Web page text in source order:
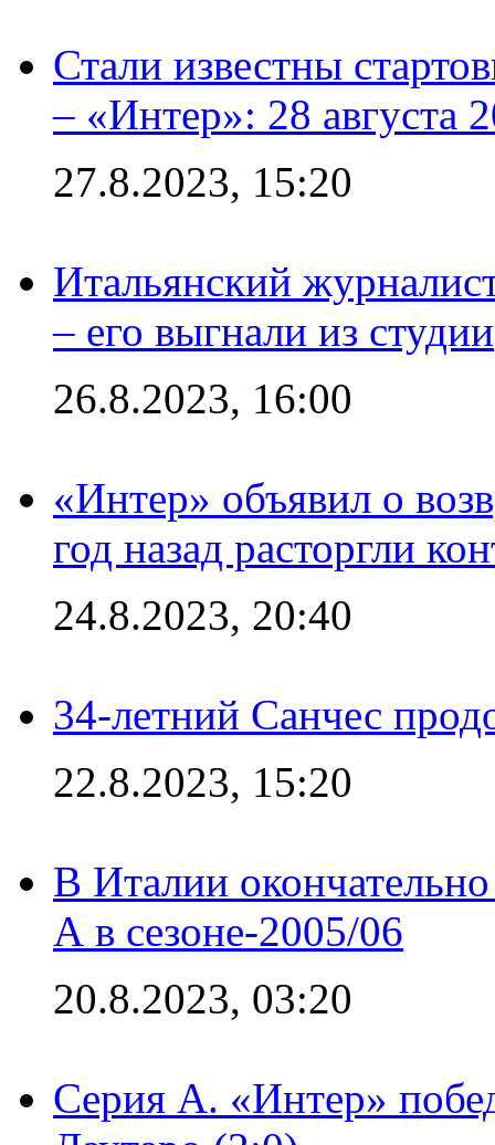
Стали известны
– «Интер»: 28 августа
27.8.2023, 15:20
Итальянский
– его выгнали из студии
26.8.2023, 16:00
«Интер» объявил о
год назад расторгли
24.8.2023, 20:40
34-летний Санчес
22.8.2023, 15:20
В Италии
А в сезоне-2005/06
20.8.2023, 03:20
Серия А. «Интер»